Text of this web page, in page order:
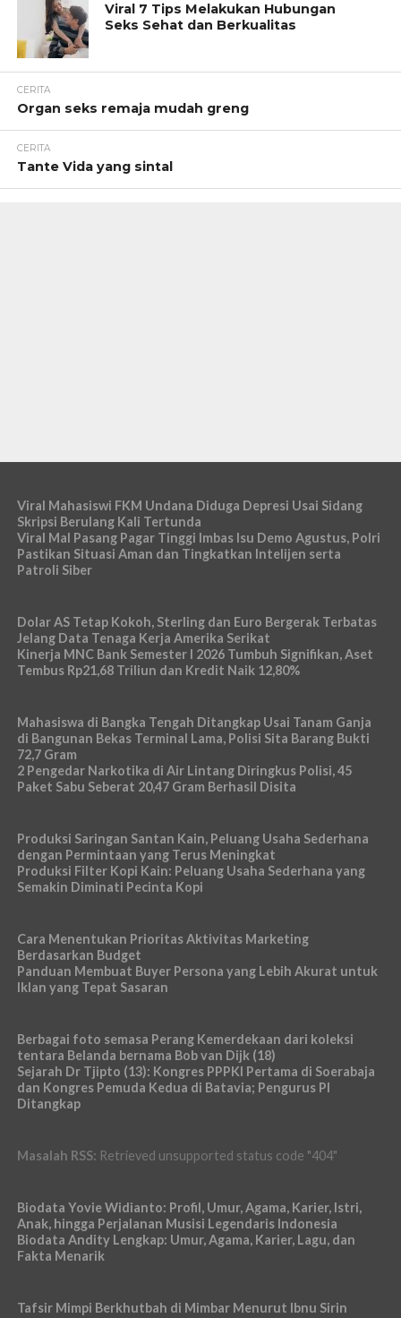
Viral 7 Tips Melakukan Hubungan
Seks Sehat dan Berkualitas
CERITA
Organ seks remaja mudah greng
CERITA
Tante Vida yang sintal
Viral Mahasiswi FKM Undana Diduga Depresi Usai Sidang
Skripsi Berulang Kali Tertunda
Viral Mal Pasang Pagar Tinggi Imbas Isu Demo Agustus, Polri
Pastikan Situasi Aman dan Tingkatkan Intelijen serta
Patroli Siber
Dolar AS Tetap Kokoh, Sterling dan Euro Bergerak Terbatas
Jelang Data Tenaga Kerja Amerika Serikat
Kinerja MNC Bank Semester I 2026 Tumbuh Signifikan, Aset
Tembus Rp21,68 Triliun dan Kredit Naik 12,80%
Mahasiswa di Bangka Tengah Ditangkap Usai Tanam Ganja
di Bangunan Bekas Terminal Lama, Polisi Sita Barang Bukti
72,7 Gram
2 Pengedar Narkotika di Air Lintang Diringkus Polisi, 45
Paket Sabu Seberat 20,47 Gram Berhasil Disita
Produksi Saringan Santan Kain, Peluang Usaha Sederhana
dengan Permintaan yang Terus Meningkat
Produksi Filter Kopi Kain: Peluang Usaha Sederhana yang
Semakin Diminati Pecinta Kopi
Cara Menentukan Prioritas Aktivitas Marketing
Berdasarkan Budget
Panduan Membuat Buyer Persona yang Lebih Akurat untuk
Iklan yang Tepat Sasaran
Berbagai foto semasa Perang Kemerdekaan dari koleksi
tentara Belanda bernama Bob van Dijk (18)
Sejarah Dr Tjipto (13): Kongres PPPKI Pertama di Soerabaja
dan Kongres Pemuda Kedua di Batavia; Pengurus PI
Ditangkap
Masalah RSS: Retrieved unsupported status code "404"
Biodata Yovie Widianto: Profil, Umur, Agama, Karier, Istri,
Anak, hingga Perjalanan Musisi Legendaris Indonesia
Biodata Andity Lengkap: Umur, Agama, Karier, Lagu, dan
Fakta Menarik
Tafsir Mimpi Berkhutbah di Mimbar Menurut Ibnu Sirin